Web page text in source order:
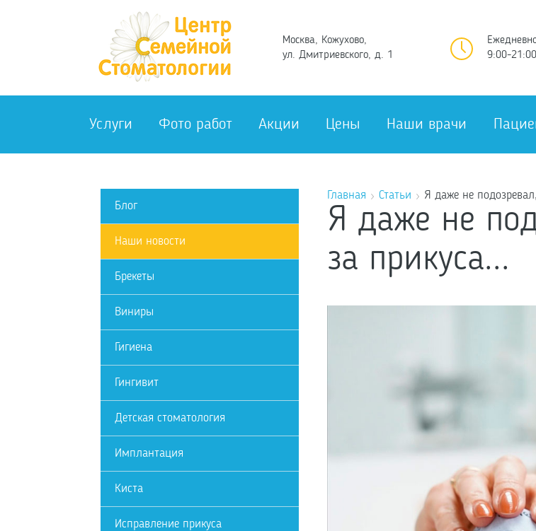
Москва, Кожухово,
ул. Дмитриевского, д. 1
9:00-21:00
Услуги Фото работ Акции Цены Наши врачи
Блог
Наши новости
Брекеты
Виниры
Гигиена
Гингивит
Детская стоматология
Имплантация
Киста
Исправление прикуса
Главная Статьи Я даже не
Я даже не
за прикуса...